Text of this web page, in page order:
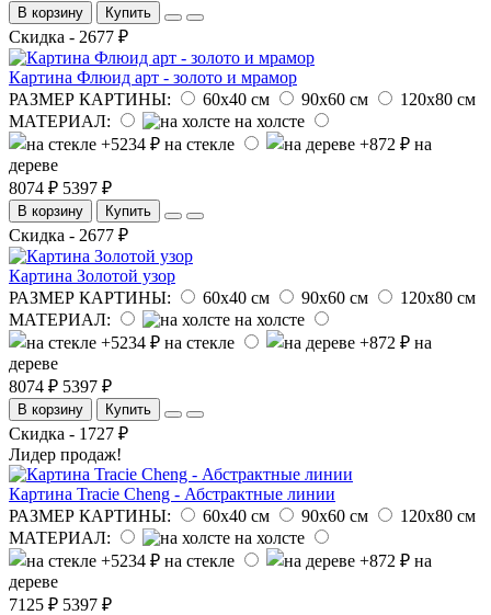
В корзину Купить
Скидка - 2677 ₽
Картина Флюид арт - золото и мрамор
РАЗМЕР КАРТИНЫ:
60х40 см 90х60 см
120х80 см
МАТЕРИАЛ:
на холсте
на стекле
на
дереве
8074 ₽ 5397 ₽
В корзину Купить
Скидка - 2677 ₽
Картина Золотой узор
РАЗМЕР КАРТИНЫ:
60х40 см 90х60 см
120х80 см
МАТЕРИАЛ:
на холсте
на стекле
на
дереве
8074 ₽ 5397 ₽
В корзину Купить
Скидка - 1727 ₽
Лидер продаж!
Картина Tracie Cheng - Абстрактные линии
РАЗМЕР КАРТИНЫ:
60х40 см 90х60 см
120х80 см
МАТЕРИАЛ:
на холсте
на стекле
на
дереве
7125 ₽ 5397 ₽